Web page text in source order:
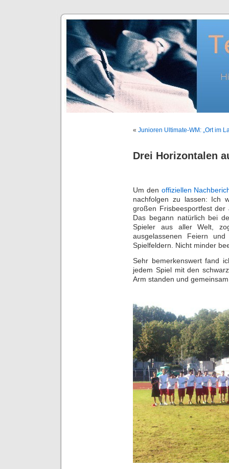
« Junioren Ultimate-WM: „Ort im
Drei Horizontalen
Um den offiziellen
nachfolgen zu lassen: Ich
großen Frisbeesportfest
Das begann natürlich bei
Spieler aus aller Welt,
ausgelassenen Feiern
Spielfeldern. Nicht minder
Sehr bemerkenswert fand
jedem Spiel mit den
Arm standen und